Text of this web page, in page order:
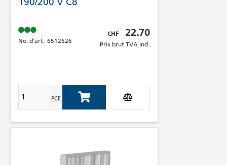
Prix brut TVA incl.
CHF 22.70
Prix brut TVA incl.
No. d'art. 6512626
PCE Add to Cart